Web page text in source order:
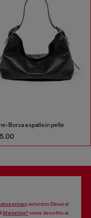
Borsa a spalla in pelle
privacyautorizzo Diesel al
Marketing*come descritto al